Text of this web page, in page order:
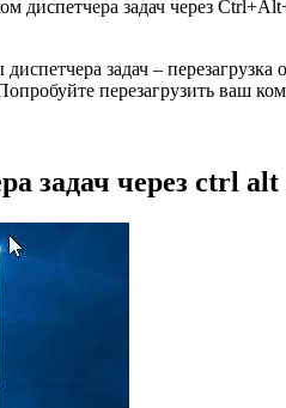
диспетчера задач через
задач –
перезагрузить ваш
задач через ctrl